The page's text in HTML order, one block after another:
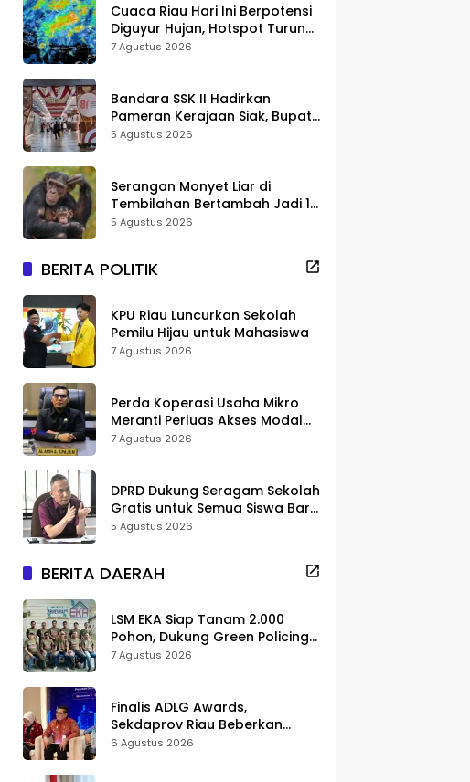
Cuaca Riau Hari Ini Berpotensi
Diguyur Hujan, Hotspot Turun
Jadi 25 Titik
7 Agustus 2026
Bandara SSK II Hadirkan
Pameran Kerajaan Siak, Bupati
Afni: Jadi Ruang Edukasi
5 Agustus 2026
Serangan Monyet Liar di
Tembilahan Bertambah Jadi 16
Korban, DPKP Bantah Video
5 Agustus 2026
BERITA POLITIK
KPU Riau Luncurkan Sekolah
Pemilu Hijau untuk Mahasiswa
7 Agustus 2026
Perda Koperasi Usaha Mikro
Meranti Perluas Akses Modal
dan Pasar
7 Agustus 2026
DPRD Dukung Seragam Sekolah
Gratis untuk Semua Siswa Baru,
Minta Rehab Sekolah Jangan
5 Agustus 2026
BERITA DAERAH
LSM EKA Siap Tanam 2.000
Pohon, Dukung Green Policing
dan Pelestarian di Meranti
7 Agustus 2026
Finalis ADLG Awards,
Sekdaprov Riau Beberkan
Strategi Digitalisasi untuk
6 Agustus 2026